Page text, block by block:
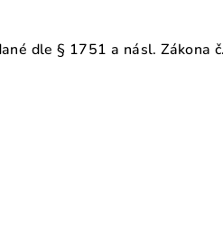
dle § 1751 a násl. Zákona